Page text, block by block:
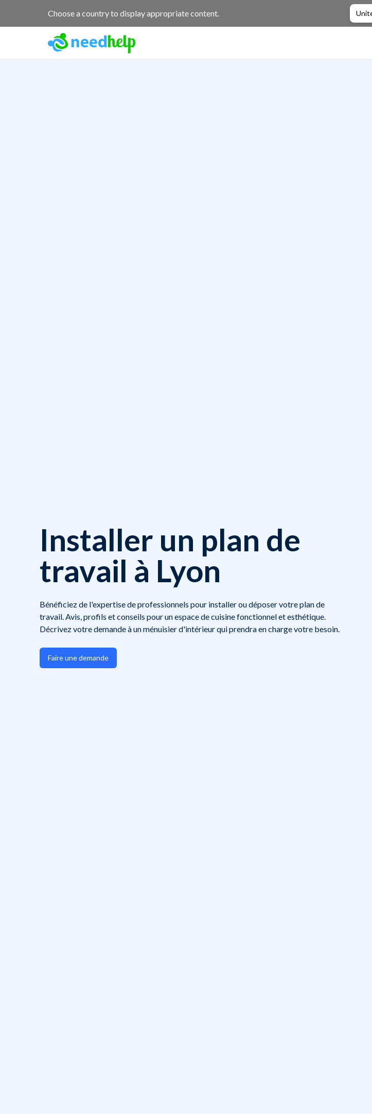
Choose a country to display appropriate content.
Installer un plan de
travail à Lyon
Bénéficiez de l'expertise de professionnels pour installer ou déposer votre plan de
travail. Avis, profils et conseils pour un espace de cuisine fonctionnel et esthétique.
Décrivez votre demande à un ménuisier d'intérieur qui prendra en charge votre besoin.
Faire une demande